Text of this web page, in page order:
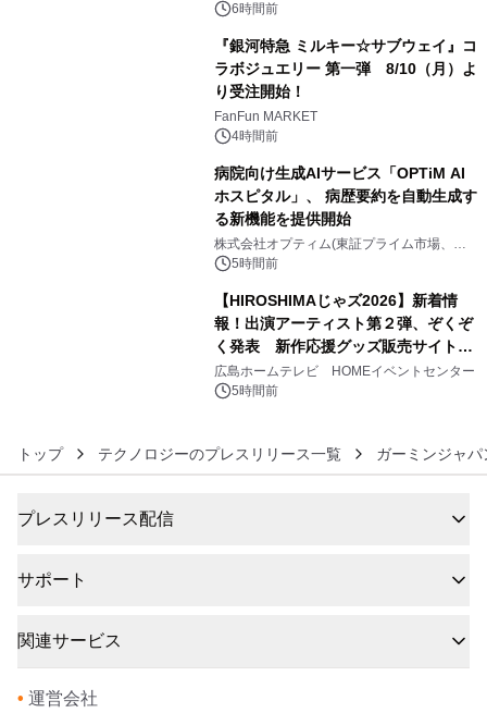
ン。6時間前
『銀河特急 ミルキー☆サブウェイ』コ
ラボジュエリー 第一弾 8/10（月）よ
り受注開始！
FanFun MARKET
4時間前
病院向け生成AIサービス「OPTiM AI
ホスピタル」、 病歴要約を自動生成す
る新機能を提供開始
株式会社オプティム(東証プライム市場、コ
ード：3694)
5時間前
【HIROSHIMAじゃズ2026】新着情
報！出演アーティスト第２弾、ぞくぞ
く発表 新作応援グッズ販売サイトも
同時オープンします！
広島ホームテレビ HOMEイベントセンター
5時間前
トップ テクノロジーのプレスリリース一覧 ガーミンジャ
プレスリリース配信
サポート
関連サービス
• 運営会社